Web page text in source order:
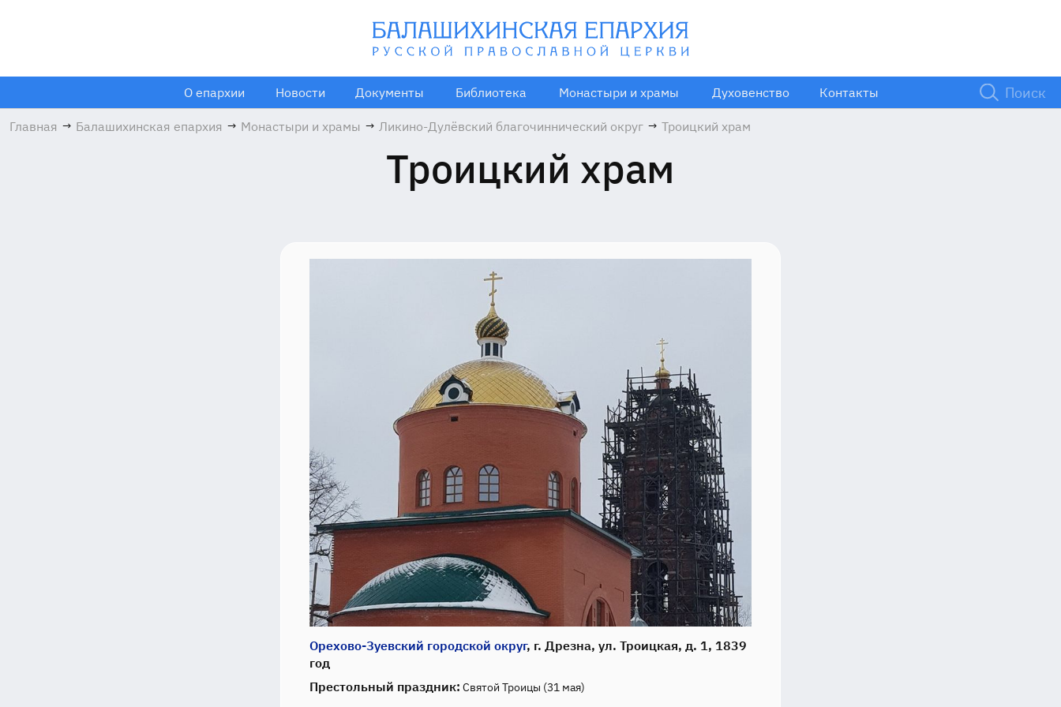
О епархии Новости Документы Библиотека Монастыри и храмы Духовенство Контакты
Главная → Балашихинская епархия → Монастыри и храмы → Ликино-Дулёвский благочиннический округ → Троицкий храм
Троицкий храм
Орехово-Зуевский городской округ, г. Дрезна, ул. Троицкая, д. 1, 1839
год
Престольный праздник: Святой Троицы (31 мая)